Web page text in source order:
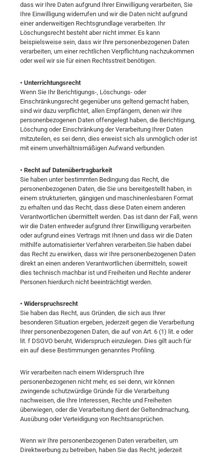
dass wir Ihre Daten aufgrund Ihrer Einwilligung verarbeiten, Sie
Ihre Einwilligung widerrufen und wir die Daten nicht aufgrund
einer anderweitigen Rechtsgrundlage verarbeiten. Ihr
Löschungsrecht besteht aber nicht immer. Es kann
beispielsweise sein, dass wir Ihre personenbezogenen Daten
verarbeiten, um einer rechtlichen Verpflichtung nachzukommen
oder weil wir sie für einen Rechtsstreit benötigen.
• Unterrichtungsrecht
Wenn Sie Ihr Berichtigungs-, Löschungs- oder
Einschränkungsrecht gegenüber uns geltend gemacht haben,
sind wir dazu verpflichtet, allen Empfängern, denen wir Ihre
personenbezogenen Daten offengelegt haben, die Berichtigung,
Löschung oder Einschränkung der Verarbeitung Ihrer Daten
mitzuteilen, es sei denn, dies erweist sich als unmöglich oder ist
mit einem unverhältnismäßigen Aufwand verbunden.
• Recht auf Datenübertragbarkeit
Sie haben unter bestimmten Bedingung das Recht, die
personenbezogenen Daten, die Sie uns bereitgestellt haben, in
einem strukturierten, gängigen und maschinenlesbaren Format
zu erhalten und das Recht, dass diese Daten einem anderen
Verantwortlichen übermittelt werden. Das ist dann der Fall, wenn
wir die Daten entweder aufgrund Ihrer Einwilligung verarbeiten
oder aufgrund eines Vertrags mit Ihnen und dass wir die Daten
mithilfe automatisierter Verfahren verarbeiten.Sie haben dabei
das Recht zu erwirken, dass wir Ihre personenbezogenen Daten
direkt an einen anderen Verantwortlichen übermitteln, soweit
dies technisch machbar ist und Freiheiten und Rechte anderer
Personen hierdurch nicht beeinträchtigt werden.
• Widerspruchsrecht
Sie haben das Recht, aus Gründen, die sich aus Ihrer
besonderen Situation ergeben, jederzeit gegen die Verarbeitung
Ihrer personenbezogenen Daten, die auf von Art. 6 (1) lit. e oder
lit. f DSGVO beruht, Widerspruch einzulegen. Dies gilt auch für
ein auf diese Bestimmungen genanntes Profiling.
Wir verarbeiten nach einem Widerspruch Ihre
personenbezogenen nicht mehr, es sei denn, wir können
zwingende schutzwürdige Gründe für die Verarbeitung
nachweisen, die Ihre Interessen, Rechte und Freiheiten
überwiegen, oder die Verarbeitung dient der Geltendmachung,
Ausübung oder Verteidigung von Rechtsansprüchen.
Wenn wir Ihre personenbezogenen Daten verarbeiten, um
Direktwerbung zu betreiben, haben Sie das Recht, jederzeit